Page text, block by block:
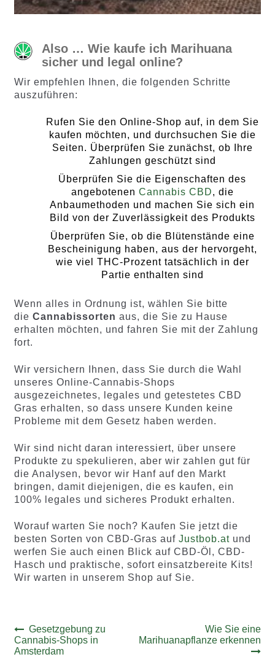
Also … Wie kaufe ich Marihuana
sicher und legal online?
Wir empfehlen Ihnen, die folgenden Schritte
auszuführen:
Rufen Sie den Online-Shop auf, in dem Sie
kaufen möchten, und durchsuchen Sie die
Seiten. Überprüfen Sie zunächst, ob Ihre
Zahlungen geschützt sind
Überprüfen Sie die Eigenschaften des
angebotenen Cannabis CBD, die
Anbaumethoden und machen Sie sich ein
Bild von der Zuverlässigkeit des Produkts
Überprüfen Sie, ob die Blütenstände eine
Bescheinigung haben, aus der hervorgeht,
wie viel THC-Prozent tatsächlich in der
Partie enthalten sind
Wenn alles in Ordnung ist, wählen Sie bitte
die Cannabissorten aus, die Sie zu Hause
erhalten möchten, und fahren Sie mit der Zahlung
fort.
Wir versichern Ihnen, dass Sie durch die Wahl
unseres Online-Cannabis-Shops
ausgezeichnetes, legales und getestetes CBD
Gras erhalten, so dass unsere Kunden keine
Probleme mit dem Gesetz haben werden.
Wir sind nicht daran interessiert, über unsere
Produkte zu spekulieren, aber wir zahlen gut für
die Analysen, bevor wir Hanf auf den Markt
bringen, damit diejenigen, die es kaufen, ein
100% legales und sicheres Produkt erhalten.
Worauf warten Sie noch? Kaufen Sie jetzt die
besten Sorten von CBD-Gras auf Justbob.atund
werfen Sie auch einen Blick auf CBD-Öl, CBD-
Hasch und praktische, sofort einsatzbereite Kits!
Wir warten in unserem Shop auf Sie.
Beitrags-
Navigation
Vorheriger
Beitrag:
Gesetzgebung zu
Cannabis-Shops in
Amsterdam
Nächster
Beitrag:
Wie Sie eine
Marihuanapflanze erkennen